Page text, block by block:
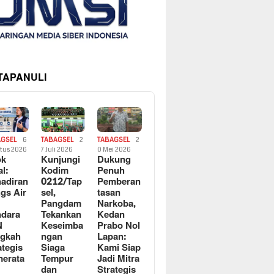
6
2026
Air
TABAGSEL
2
7 Juli 2026
Kunjungi
Kodim
0212/Tap
sel,
Pangdam
Tekankan
Keseimba
ngan
Siaga
Tempur
dan
TABAGSEL
2
0 Mei 2026
Dukung
Penuh
Pemberan
tasan
Narkoba,
Kedan
Prabo Nol
Lapan:
Kami Siap
Jadi Mitra
Strategis